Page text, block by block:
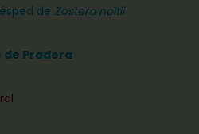
de Zostera noltii
de Pradera